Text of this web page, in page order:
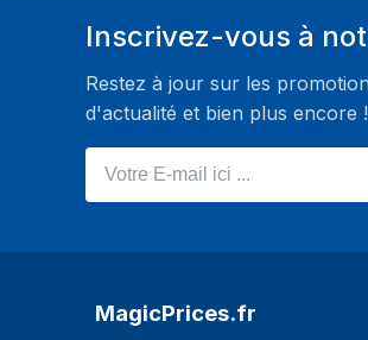
Tuner TV
Type de tuner
Format du système de signal numérique
Connectivité
Interface Commune (IC)
Inscrivez-vous à
Restez à jour sur les
d'actualité et bien plus encore !
MagicPrices.fr